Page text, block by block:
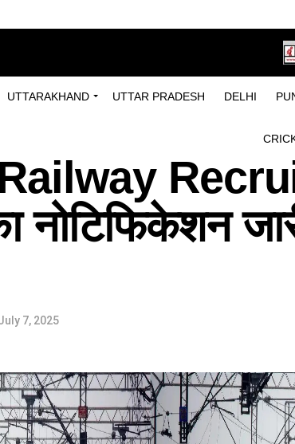
UTTARAKHAND UTTAR PRADESH DELHI
नोटिफिकेशन
7, 2025